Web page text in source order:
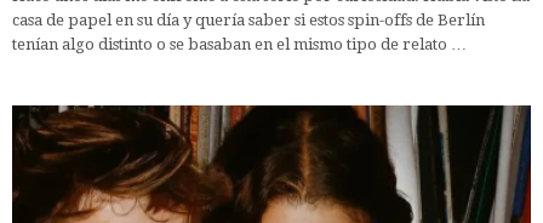
casa de papel en su día y quería saber si estos spin-offs de Berlín
tenían algo distinto o se basaban en el mismo tipo de relato …